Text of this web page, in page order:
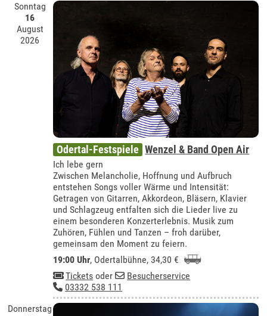
Sonntag
16
August
2026
Odertal-Festspiele Wenzel & Band Open Air
Ich lebe gern
Zwischen Melancholie, Hoffnung und Aufbruch
entstehen Songs voller Wärme und Intensität:
Getragen von Gitarren, Akkordeon, Bläsern, Klavier
und Schlagzeug entfalten sich die Lieder live zu
einem besonderen Konzerterlebnis. Musik zum
Zuhören, Fühlen und Tanzen – froh darüber,
gemeinsam den Moment zu feiern.
19:00 Uhr, Odertalbühne, 34,30 €
Tickets oder
Besucherservice
03332 538 111
Donnerstag